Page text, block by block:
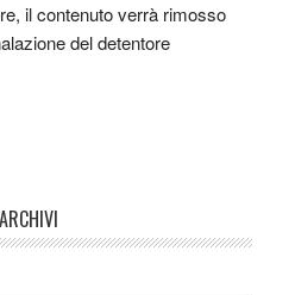
il contenuto verrà rimosso
del detentore
ARCHIVI